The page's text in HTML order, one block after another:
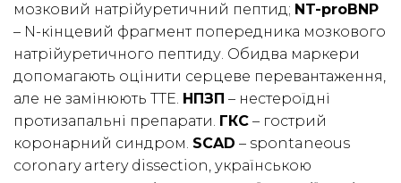
мозковий натрійуретичний пептид; NT-proBNP
– N-кінцевий фрагмент попередника мозкового
натрійуретичного пептиду. Обидва маркери
допомагають оцінити серцеве перевантаження,
але не замінюють ТТЕ. НПЗП – нестероїдні
протизапальні препарати. ГКС – гострий
коронарний синдром. SCAD – spontaneous
coronary artery dissection, українською